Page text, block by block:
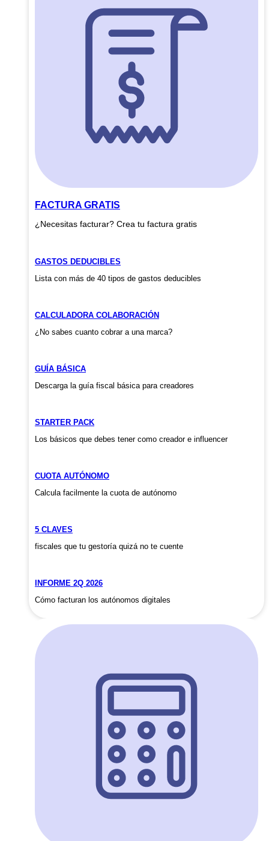
FACTURA GRATIS
¿Necesitas facturar? Crea tu factura gratis
GASTOS DEDUCIBLES
Lista con más de 40 tipos de gastos deducibles
CALCULADORA COLABORACIÓN
¿No sabes cuanto cobrar a una marca?
GUÍA BÁSICA
Descarga la guía fiscal básica para creadores
STARTER PACK
Los básicos que debes tener como creador e influencer
CUOTA AUTÓNOMO
Calcula facilmente la cuota de autónomo
5 CLAVES
fiscales que tu gestoría quizá no te cuente
INFORME 2Q 2026
Cómo facturan los autónomos digitales